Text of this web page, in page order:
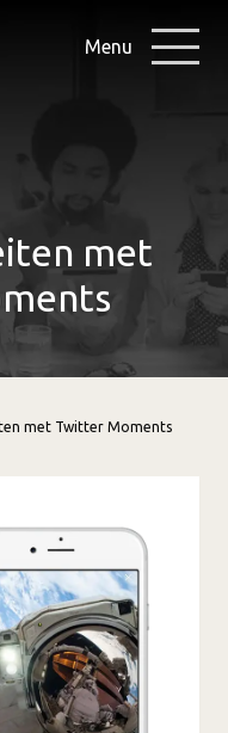
Menu
met
met Twitter Moments